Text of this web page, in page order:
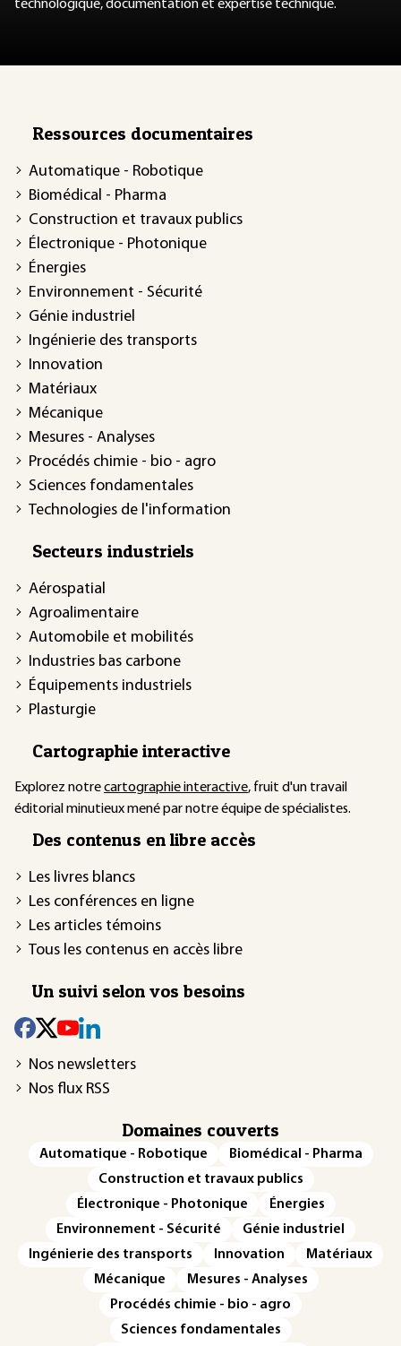
technologique, documentation et expertise technique.
Ressources documentaires
Automatique - Robotique
Biomédical - Pharma
Construction et travaux publics
Électronique - Photonique
Énergies
Environnement - Sécurité
Génie industriel
Ingénierie des transports
Innovation
Matériaux
Mécanique
Mesures - Analyses
Procédés chimie - bio - agro
Sciences fondamentales
Technologies de l'information
Secteurs industriels
Aérospatial
Agroalimentaire
Automobile et mobilités
Industries bas carbone
Équipements industriels
Plasturgie
Cartographie interactive
Explorez notrecartographie interactive, fruit d'un travail
éditorial minutieux mené par notre équipe de spécialistes.
Des contenus en libre accès
Les livres blancs
Les conférences en ligne
Les articles témoins
Tous les contenus en accès libre
Un suivi selon vos besoins
Nos newsletters
Nos flux RSS
Domaines couverts
Automatique - Robotique
Biomédical - Pharma
Construction et travaux publics
Électronique - Photonique
Énergies
Environnement - Sécurité
Génie industriel
Ingénierie des transports
Innovation
Matériaux
Mécanique
Mesures - Analyses
Procédés chimie - bio - agro
Sciences fondamentales